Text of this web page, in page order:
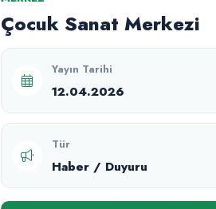
Çocuk Sanat Merkezi
Yayın Tarihi
12.04.2026
Tür
Haber / Duyuru